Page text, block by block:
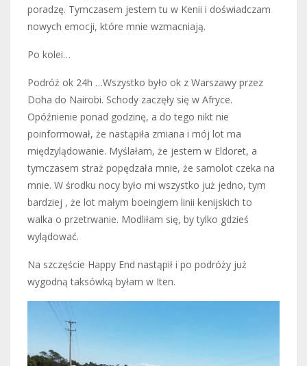
poradzę. Tymczasem jestem tu w Kenii i doświadczam
nowych emocji, które mnie wzmacniają.
Po kolei…
Podróż ok 24h …Wszystko było ok z Warszawy przez
Doha do Nairobi. Schody zaczęły się w Afryce.
Opóźnienie ponad godzinę, a do tego nikt nie
poinformował, że nastąpiła zmiana i mój lot ma
międzylądowanie. Myślałam, że jestem w Eldoret, a
tymczasem straż popędzała mnie, że samolot czeka na
mnie. W środku nocy było mi wszystko już jedno, tym
bardziej , że lot małym boeingiem linii kenijskich to
walka o przetrwanie. Modliłam się, by tylko gdzieś
wylądować.
Na szczęście Happy End nastąpił i po podróży już
wygodną taksówką byłam w Iten.